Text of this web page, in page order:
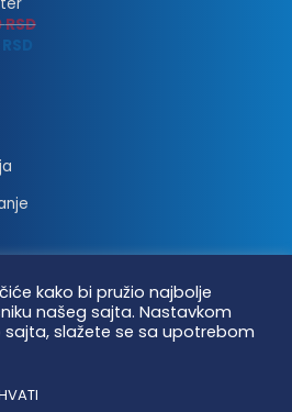
RSD
RSD
Sva prava zadržana.
kako bi pružio najbolje
našeg sajta. Nastavkom
slažete se sa upotrebom